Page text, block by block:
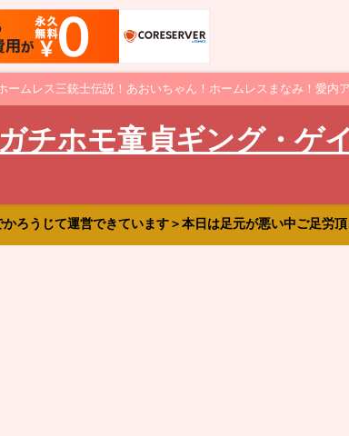
ムレス三銃士伝説！あおいちゃん！ホームレスまなみ！愛内
チホモ童貞ギング・ゲ
うじて運営できています＞本日は足元が悪い中ご足労頂